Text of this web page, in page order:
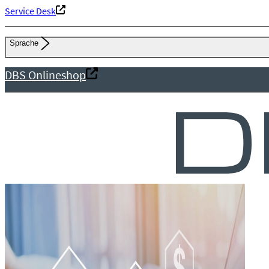
Service Desk
Sprache
DBS Onlineshop